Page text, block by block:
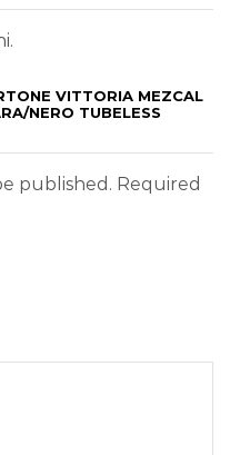
VITTORIA MEZCAL
NERO TUBELESS
published. Required